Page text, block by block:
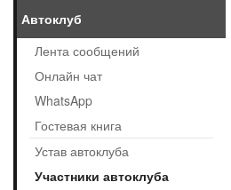
Автоклуб
Лента сообщений
Онлайн чат
WhatsApp
Гостевая книга
Устав автоклуба
Участники автоклуба